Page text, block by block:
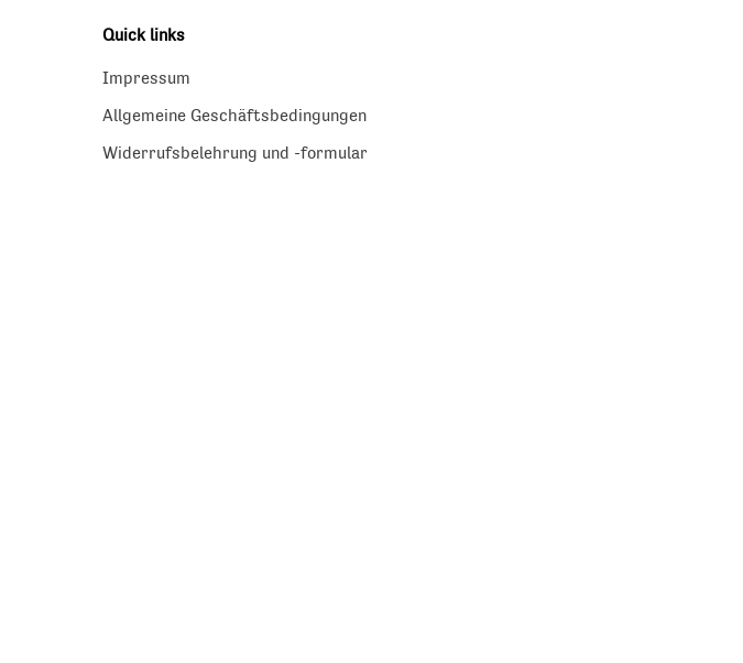
Quick links
Impressum
Allgemeine Geschäftsbedingungen
Widerrufsbelehrung und -formular